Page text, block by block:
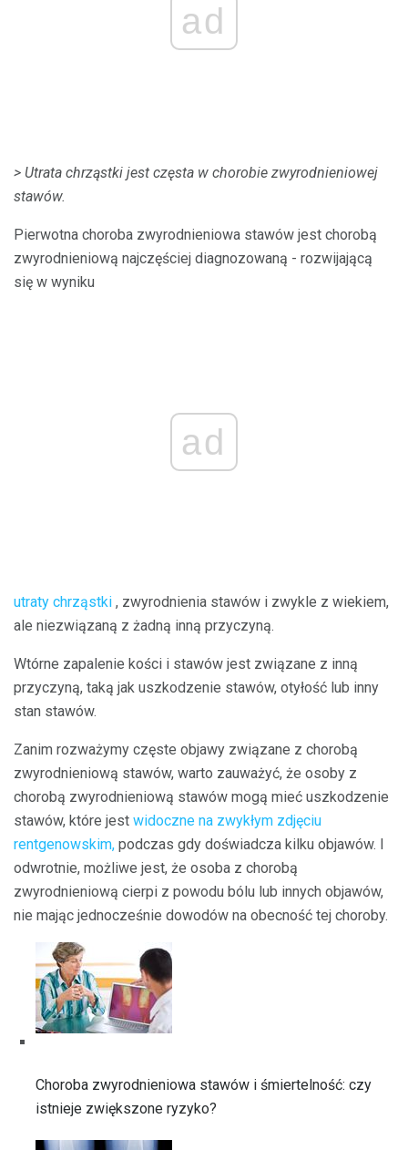
ad
> Utrata chrząstki jest częsta w chorobie zwyrodnieniowej
stawów.
Pierwotna choroba zwyrodnieniowa stawów jest chorobą
zwyrodnieniową najczęściej diagnozowaną - rozwijającą
się w wyniku
ad
utraty chrząstki , zwyrodnienia stawów i zwykle z wiekiem,
ale niezwiązaną z żadną inną przyczyną.
Wtórne zapalenie kości i stawów jest związane z inną
przyczyną, taką jak uszkodzenie stawów, otyłość lub inny
stan stawów.
Zanim rozważymy częste objawy związane z chorobą
zwyrodnieniową stawów, warto zauważyć, że osoby z
chorobą zwyrodnieniową stawów mogą mieć uszkodzenie
stawów, które jest widoczne na zwykłym zdjęciu
rentgenowskim, podczas gdy doświadcza kilku objawów. I
odwrotnie, możliwe jest, że osoba z chorobą
zwyrodnieniową cierpi z powodu bólu lub innych objawów,
nie mając jednocześnie dowodów na obecność tej choroby.
Choroba zwyrodnieniowa stawów i śmiertelność: czy
istnieje zwiększone ryzyko?